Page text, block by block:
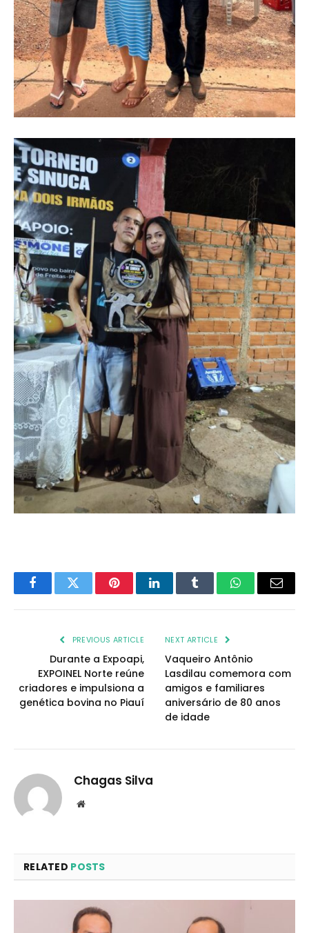
FacebookTwitter PinterestLinkedInTumblr WhatsAppEmail
PREVIOUS ARTICLE
Durante a Expoapi,
EXPOINEL Norte reúne
criadores e impulsiona a
genética bovina no Piauí
NEXT ARTICLE
Vaqueiro Antônio
Lasdilau comemora com
amigos e familiares
aniversário de 80 anos
de idade
Chagas Silva
Website
RELATED POSTS